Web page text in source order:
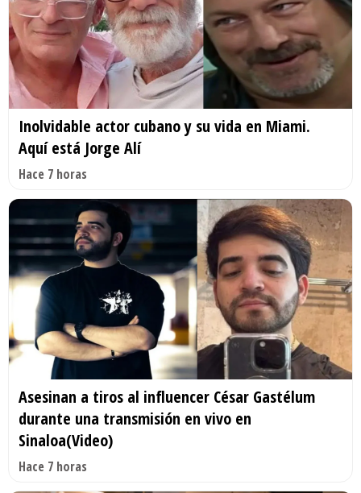
Inolvidable actor cubano y su vida en Miami.
Aquí está Jorge Alí
Hace 7 horas
Asesinan a tiros al influencer César Gastélum
durante una transmisión en vivo en
Sinaloa(Video)
Hace 7 horas